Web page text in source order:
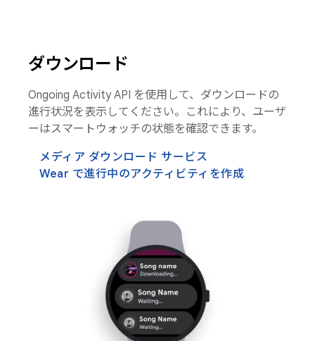
ダウンロード
Ongoing Activity API を使用して、ダウンロードの
進行状況を表示してください。これにより、ユーザ
ーはスマートウォッチの状態を確認できます。
メディア ダウンロード サービス
Wear で進行中のアクティビティを作成